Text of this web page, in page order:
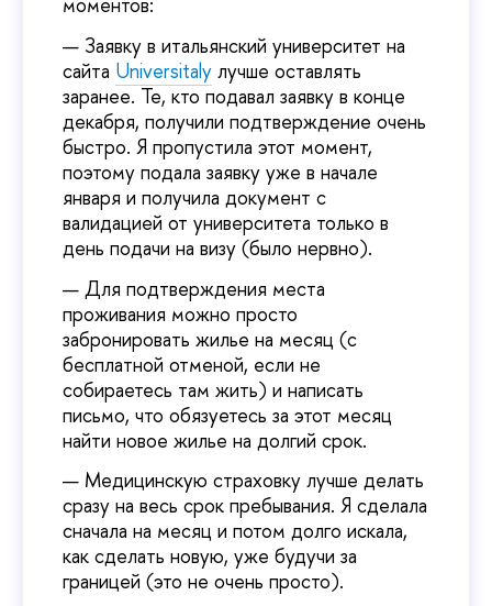
Заявку в итальянский университет на
сайта Universitaly лучше оставлять
заранее. Те, кто подавал заявку в конце
декабря, получили подтверждение очень
быстро. Я пропустила этот момент,
поэтому подала заявку уже в начале
января и получила документ с
валидацией от университета только в
день подачи на визу (было нервно).
Для подтверждения места
проживания можно просто
забронировать жилье на месяц (с
бесплатной отменой, если не
собираетесь там жить) и написать
письмо, что обязуетесь за этот месяц
найти новое жилье на долгий срок.
Медицинскую страховку лучше делать
сразу на весь срок пребывания. Я сделала
сначала на месяц и потом долго искала,
как сделать новую, уже будучи за
границей (это не очень просто).